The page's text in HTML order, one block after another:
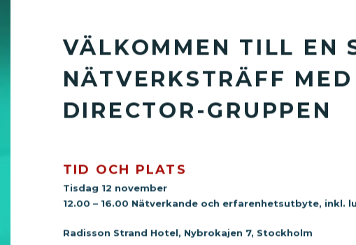
VÄLKOMMEN TILL EN
NÄTVERKSTRÄFF
DIRECTOR-GRUPPEN
TID OCH PLATS
Tisdag 12 november
12.00 – 16.00 Nätverkande och erfarenhetsutbyte, inkl.
Radisson Strand Hotel, Nybrokajen 7, Stockholm